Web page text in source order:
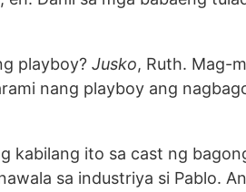
playboy?Jusko, Ruth. Mag-
nang playboy ang
kabilang ito sa cast ng
sa industriya si Pablo.